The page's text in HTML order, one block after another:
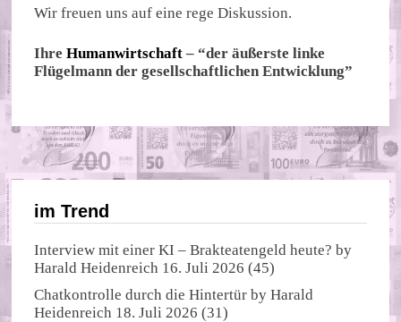
Wir freuen uns auf eine rege Diskussion.
IhreHumanwirtschaft – “der äußerste linke
Flügelmann der gesellschaftlichen Entwicklung”
im Trend
Interview mit einer KI – Brakteatengeld heute? by
Harald Heidenreich 16. Juli 2026 (45)
Chatkontrolle durch die Hintertür byHarald
Heidenreich 18. Juli 2026 (31)